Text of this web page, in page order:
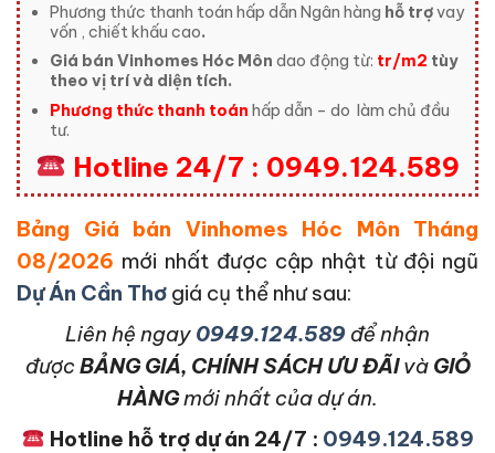
Phương thức thanh toán hấp dẫn Ngân hàng hỗ trợvay
vốn , chiết khấu cao.
Giá bán Vinhomes Hóc Môn dao động từ: tr/m2 tùy
theo vị trí và diện tích.
Phương thức thanh toán hấp dẫn – do làm chủ đầu
tư.
Hotline 24/7 : 0949.124.589
Bảng Giá bán Vinhomes Hóc Môn Tháng
08/2026 mới nhất được cập nhật từ đội ngũ
Dự Án Cần Thơ giá cụ thể như sau:
Liên hệ ngay 0949.124.589 để nhận
được BẢNG GIÁ, CHÍNH SÁCH ƯU ĐÃIvàGIỎ
HÀNGmới nhất của dự án.
Hotline hỗ trợ dự án 24/7 : 0949.124.589